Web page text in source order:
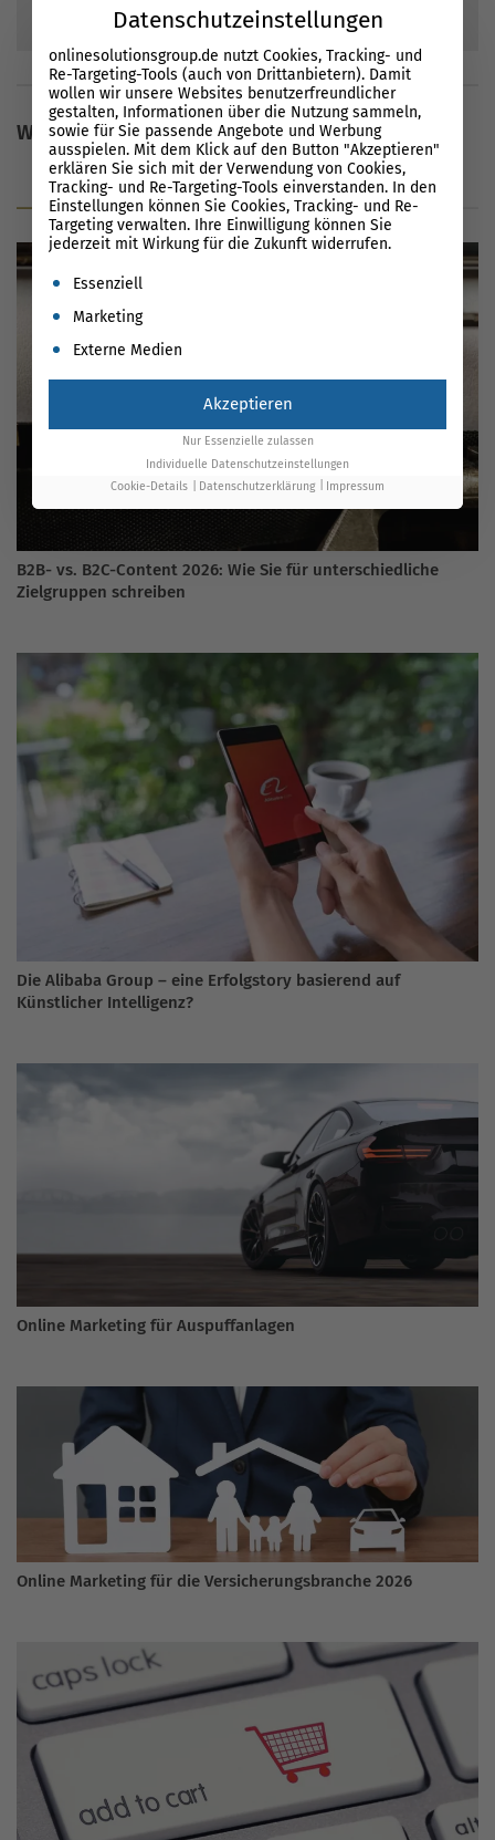
Bewertungen
88%
Weitere Inhalte
Blog Glossar News
B2B- vs. B2C-Content 2026: Wie Sie für unterschiedliche
Zielgruppen schreiben
Die Alibaba Group – eine Erfolgstory basierend auf
Künstlicher Intelligenz?
Online Marketing für Auspuffanlagen
Online Marketing für die Versicherungsbranche 2026
Datenschutzeinstellungen
onlinesolutionsgroup.de nutzt Cookies, Tracking- und
Re-Targeting-Tools (auch von Drittanbietern). Damit
wollen wir unsere Websites benutzerfreundlicher
gestalten, Informationen über die Nutzung sammeln,
sowie für Sie passende Angebote und Werbung
ausspielen. Mit dem Klick auf den Button "Akzeptieren"
erklären Sie sich mit der Verwendung von Cookies,
Tracking- und Re-Targeting-Tools einverstanden. In den
Einstellungen können Sie Cookies, Tracking- und Re-
Targeting verwalten. Ihre Einwilligung können Sie
jederzeit mit Wirkung für die Zukunft widerrufen.
Es folgt eine Liste der Service-Gruppen, für die eine
Essenziell
Marketing
Externe Medien
Akzeptieren
Nur Essenzielle zulassen
Individuelle Datenschutzeinstellungen
Cookie-Details
Datenschutzerklärung Impressum